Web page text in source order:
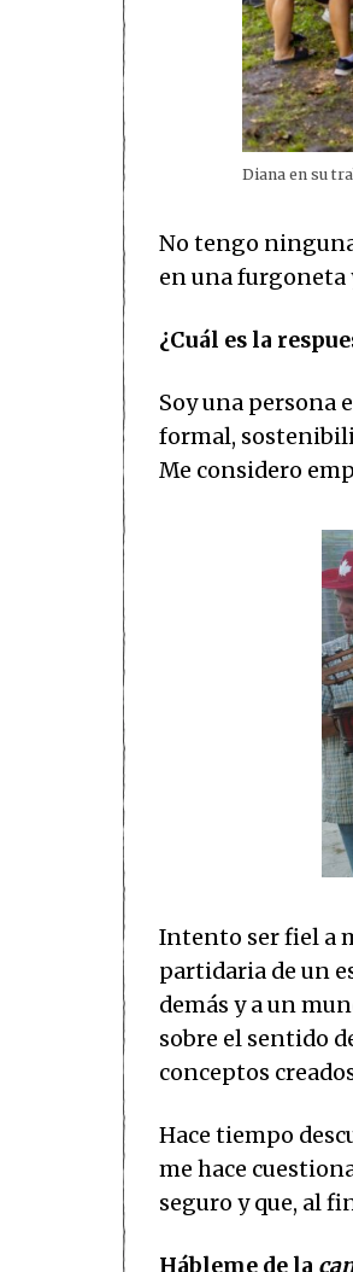
Diana en su
No tengo
en una furgoneta
¿Cuál es la
Soy una persona
formal,
Me considero
Intento ser fiel a
partidaria de un
demás y a un
sobre el sentido
conceptos
Hace tiempo
me hace
seguro y que, al
Hábleme de la